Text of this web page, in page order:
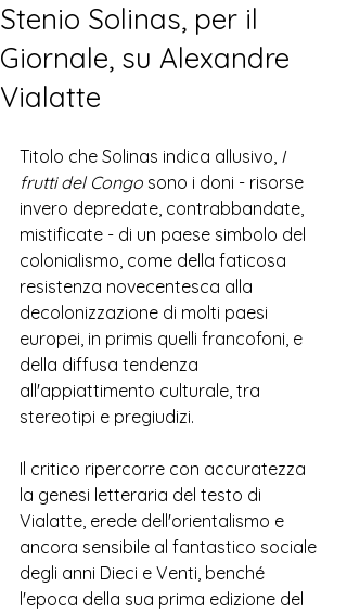
Stenio Solinas, per il
Giornale, su Alexandre
Vialatte
Titolo che Solinas indica allusivo, I
frutti del Congo sono i doni - risorse
invero depredate, contrabbandate,
mistificate - di un paese simbolo del
colonialismo, come della faticosa
resistenza novecentesca alla
decolonizzazione di molti paesi
europei, in primis quelli francofoni, e
della diffusa tendenza
all'appiattimento culturale, tra
stereotipi e pregiudizi.
Il critico ripercorre con accuratezza
la genesi letteraria del testo di
Vialatte, erede dell'orientalismo e
ancora sensibile al fantastico sociale
degli anni Dieci e Venti, benché
l'epoca della sua prima edizione del